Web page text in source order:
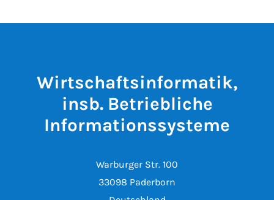
Wirtschaftsinformatik,
insb. Betriebliche
Informationssysteme
Warburger Str. 100
33098 Paderborn